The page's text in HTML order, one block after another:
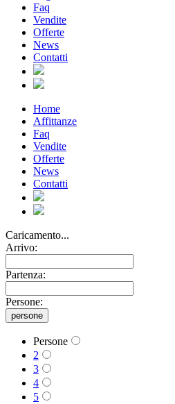
Faq
Vendite
Offerte
News
Contatti
Home
Affittanze
Faq
Vendite
Offerte
News
Contatti
Caricamento...
Arrivo:
Partenza:
Persone:
persone
Persone
2
3
4
5